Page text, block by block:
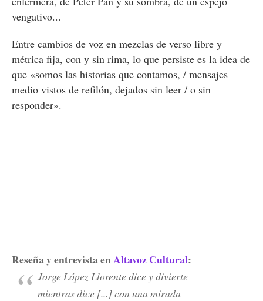
vengativo...
Entre cambios de voz en mezclas de verso libre y
métrica fija, con y sin rima, lo que persiste es la idea de
que «somos las historias que contamos, / mensajes
medio vistos de refilón, dejados sin leer / o sin
responder».
Reseña y entrevista enAltavoz Cultural:
Jorge López Llorente dice y divierte
mientras dice [...] con una mirada